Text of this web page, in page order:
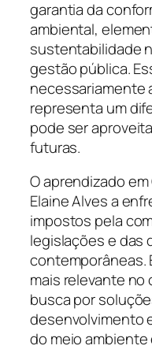
garantia da
ambiental,
sustentabilidade
gestão pública.
necessariamente
representa um
pode ser
futuras.
O aprendizado
Elaine Alves a
impostos pela
legislações e das
contemporâneas.
mais relevante no
busca por
desenvolvimento
do meio